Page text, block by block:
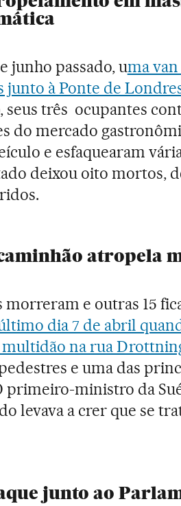
junho passado, uma
junto à Ponte de
seus três ocupantes
do mercado
e esfaquearam
deixou oito mortos,
atropela
morreram e outras 15
dia 7 de abril
na rua
e uma das
primeiro-ministro da
levava a crer que se
junto ao